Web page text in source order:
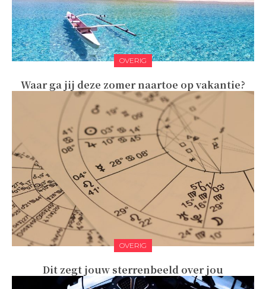
OVERIG
Waar ga jij deze zomer naartoe op vakantie?
OVERIG
Dit zegt jouw sterrenbeeld over jou